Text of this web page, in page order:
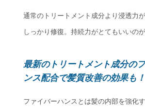
通常のトリートメント成分より浸透力
しっかり修復。持続力がとてもいいの
最新のトリートメント成分の
ンス配合で髪質改善の効果も！
ファイバーハンスとは髪の内部を強化